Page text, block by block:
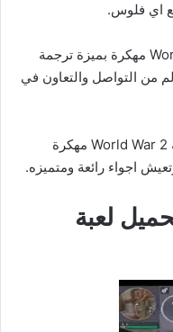
اي فلوس.
تتميز تحميل لعبة World War 2 مهكرة بميزة ترجمة
من التواصل والتعاون في
توفر لك تحميل لعبة World War 2 مهكرة
اجواء رائعة ومتميزه.
لعبة